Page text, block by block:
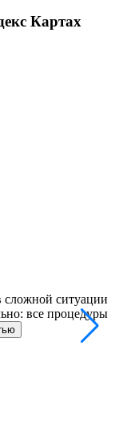
Картах
сложной ситуации
все процедуры